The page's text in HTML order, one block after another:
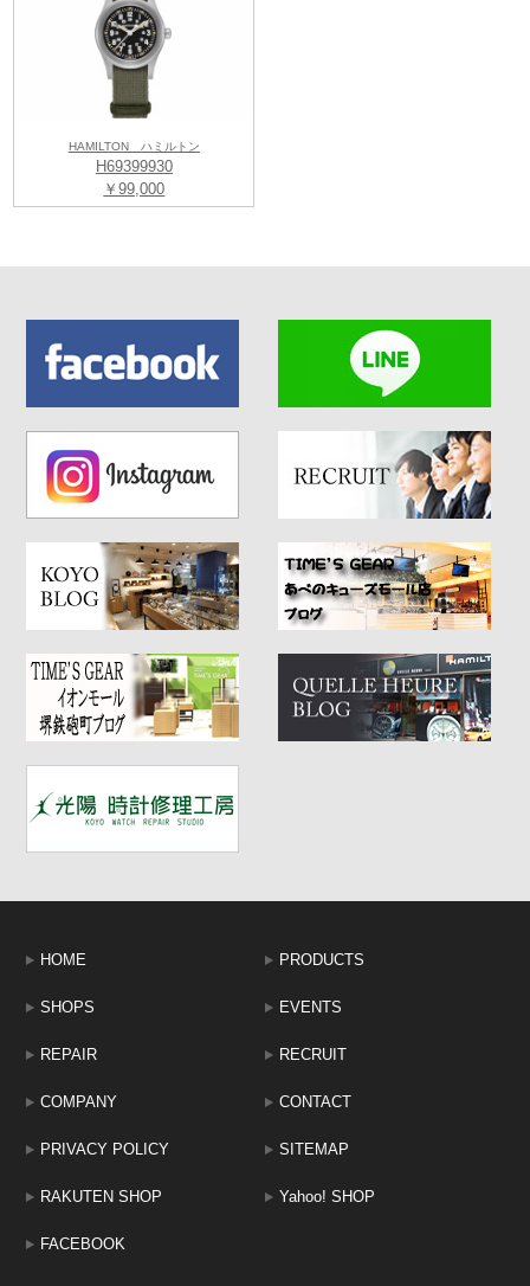
HAMILTON ハミルトン
H69399930
￥99,000
HOME PRODUCTS
SHOPS EVENTS
REPAIR RECRUIT
COMPANY CONTACT
PRIVACY POLICY SITEMAP
RAKUTEN SHOP Yahoo! SHOP
FACEBOOK